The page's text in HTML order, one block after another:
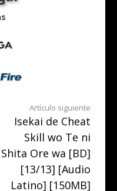
Artículo siguiente
Isekai de Cheat
Skill wo Te ni
Shita Ore wa [BD]
[13/13] [Audio
Latino] [150MB]